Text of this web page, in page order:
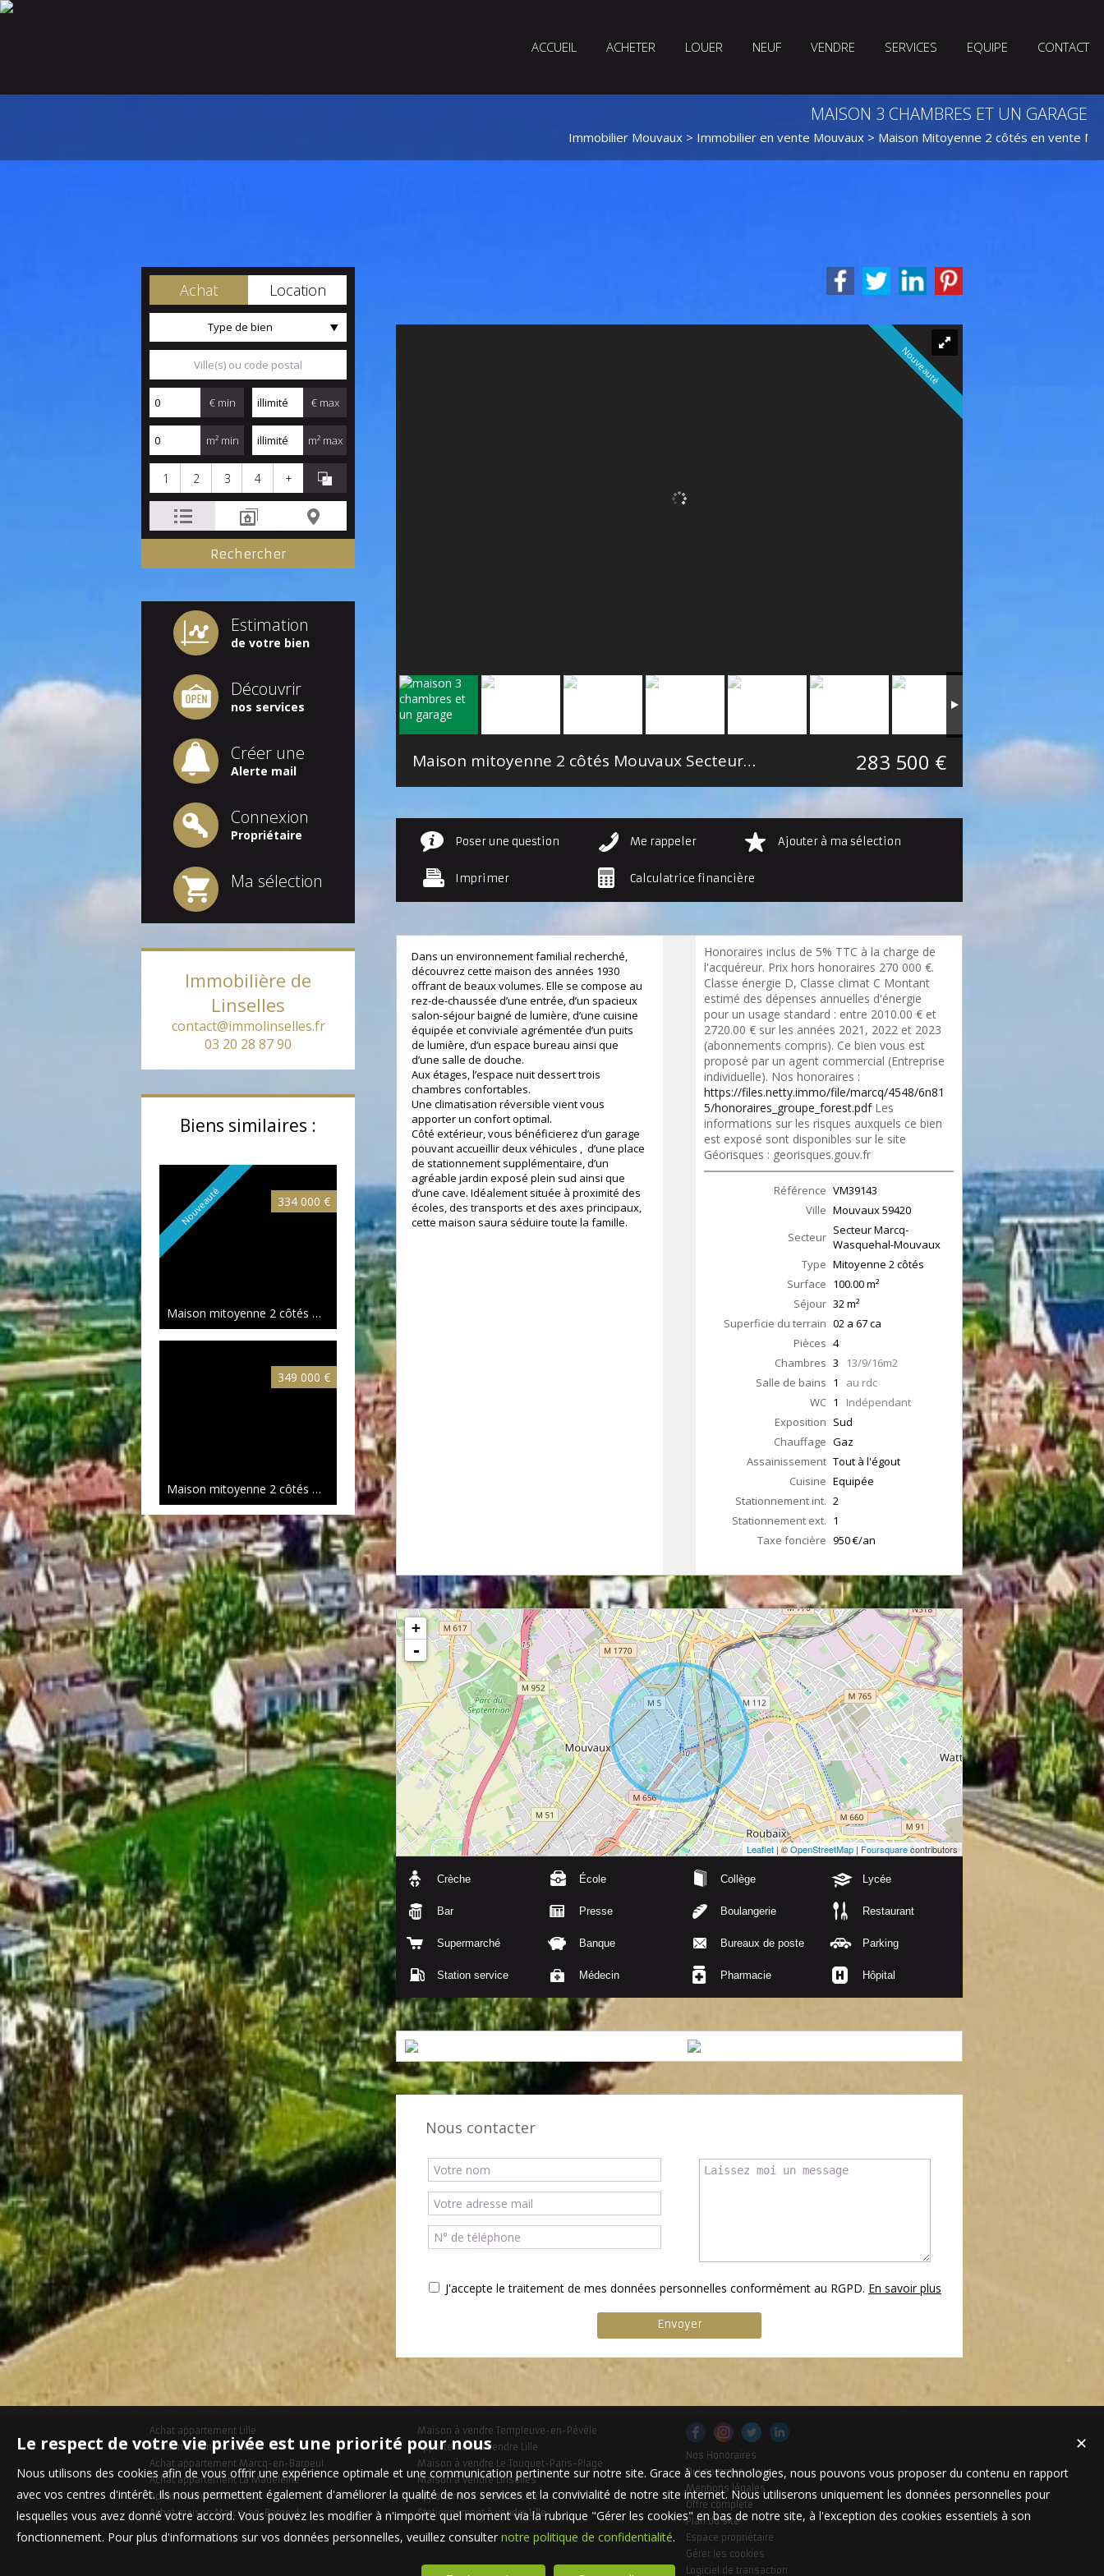
ACCUEIL ACHETER LOUER NEUF VENDRE SERVICES EQUIPE CONTACT
MAISON 3 CHAMBRES ET UN GARAGE
Immobilier Mouvaux > Immobilier en vente Mouvaux > Maison Mitoyenne 2 côtés en vente
Achat Location
Type de bien
€ min € max
m² min m² max
1 2 3 4 +
Estimation
de votre bien
Découvrir
nos services
Créer une
Alerte mail
Connexion
Propriétaire
Ma sélection
Immobilière de
Linselles
contact@immolinselles.fr
03 20 28 87 90
Biens similaires :
Nouveauté 334 000 €
Maison mitoyenne 2 côtés Mouvaux 91 m²
349 000 €
Maison mitoyenne 2 côtés Mouvaux 83 m²
Exclusivité 495 000 €
Maison mitoyenne 1 côté Mouvaux 105 m²
Nouveauté
Maison mitoyenne 2 côtés Mouvaux Secteur Marcq-Wasquehal-Mouvaux 100 m²
283 500 €
Poser une question Me rappeler Ajouter à ma sélection
Imprimer Calculatrice financière
Dans un environnement familial recherché,
découvrez cette maison des années 1930
offrant de beaux volumes. Elle se compose au
rez-de-chaussée d’une entrée, d’un spacieux
salon-séjour baigné de lumière, d’une cuisine
équipée et conviviale agrémentée d’un puits
de lumière, d’un espace bureau ainsi que
d’une salle de douche.
Aux étages, l’espace nuit dessert trois
chambres confortables.
Une climatisation réversible vient vous
apporter un confort optimal.
Côté extérieur, vous bénéficierez d’un garage
pouvant accueillir deux véhicules , d’une place
de stationnement supplémentaire, d’un
agréable jardin exposé plein sud ainsi que
d’une cave. Idéalement située à proximité des
écoles, des transports et des axes principaux,
cette maison saura séduire toute la famille.
Honoraires inclus de 5% TTC à la charge de
l'acquéreur. Prix hors honoraires 270 000 €.
Classe énergie D, Classe climat C Montant
estimé des dépenses annuelles d'énergie
pour un usage standard : entre 2010.00 € et
2720.00 € sur les années 2021, 2022 et 2023
(abonnements compris). Ce bien vous est
proposé par un agent commercial (Entreprise
individuelle). Nos honoraires :
https://files.netty.immo/file/marcq/4548/6n81
5/honoraires_groupe_forest.pdfLes
informations sur les risques auxquels ce bien
est exposé sont disponibles sur le site
Géorisques : georisques.gouv.fr
Référence VM39143
Ville Mouvaux59420
Secteur Secteur Marcq-
Wasquehal-Mouvaux
Type Mitoyenne 2 côtés
Surface 100.00m²
Séjour 32m²
Superficie du terrain 02 a 67 ca
Pièces 4
Chambres 3
13/9/16m2
Salle de bains 1 au rdc
WC 1 Indépendant
Exposition Sud
Chauffage Gaz
Assainissement Tout à l'égout
Cuisine Equipée
Stationnement int. 2
Stationnement ext. 1
Taxe foncière 950 €/an
+
-
Leaflet | ©OpenStreetMap | Foursquarecontributors
Crèche École Collège Lycée
Bar Presse Boulangerie Restaurant
Supermarché Banque Bureaux de poste Parking
Station service Médecin Pharmacie Hôpital
Nous contacter
J'accepte le traitement de mes données personnelles conformément au RGPD. En savoir plus
Achat appartement Lille
Achat maison Bondues
Achat appartement Marcq-en-Baroeul
Achat appartement La Madeleine
Achat maison Mouvaux
Achat maison Marcq-en-Baroeul
Maison à vendre Templeuve-en-Pévèle
Appartement à vendre Lille
Maison à vendre Le Touquet-Paris-Plage
Maison à vendre Linselles
Appartement à vendre Lille
Stationnement à vendre Lille
Nos Honoraires
Qui sommes-nous
Mentions légales
Offre complète
Plan du site
Espace propriétaire
Gérer les cookies
Logiciel de transaction
✕
Le respect de votre vie privée est une priorité pour nous
Nous utilisons des cookies afin de vous offrir une expérience optimale et une communication pertinente sur notre site. Grace à ces technologies, nous pouvons vous proposer du contenu en rapport
avec vos centres d'intérêt. Ils nous permettent également d'améliorer la qualité de nos services et la convivialité de notre site internet. Nous utiliserons uniquement les données personnelles pour
lesquelles vous avez donné votre accord. Vous pouvez les modifier à n'importe quel moment via la rubrique "Gérer les cookies" en bas de notre site, à l'exception des cookies essentiels à son
fonctionnement. Pour plus d'informations sur vos données personnelles, veuillez consulter notre politique de confidentialité.